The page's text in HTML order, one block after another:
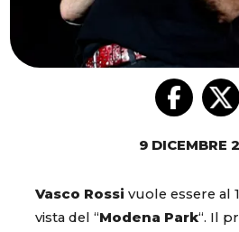
9 DICEMBRE
Vasco Rossi vuole essere al
vista del “Modena Park“. Il